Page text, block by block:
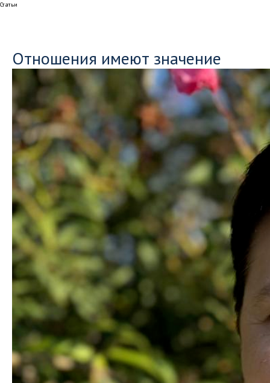
Статьи
Отношения имеют значение